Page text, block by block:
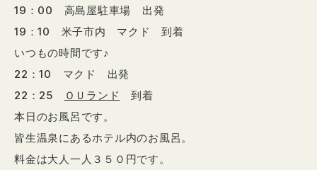
19：00 高島屋駐車場 出発
19：10 米子市内 マクド 到着
いつもの時間です♪
22：10 マクド 出発
22：25
ＯＵランド
到着
本日のお風呂です。
皆生温泉にあるホテル内のお風呂。
料金は大人一人３５０円です。